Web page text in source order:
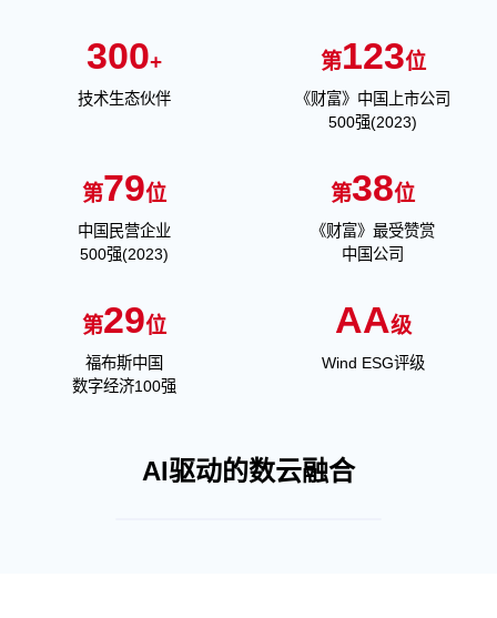
300+
技术生态伙伴
第123位
《财富》中国上市公司
500强(2023)
第79位
中国民营企业
500强(2023)
第38位
《财富》最受赞赏
中国公司
第29位
福布斯中国
数字经济100强
AA级
Wind ESG评级
AI驱动的数云融合